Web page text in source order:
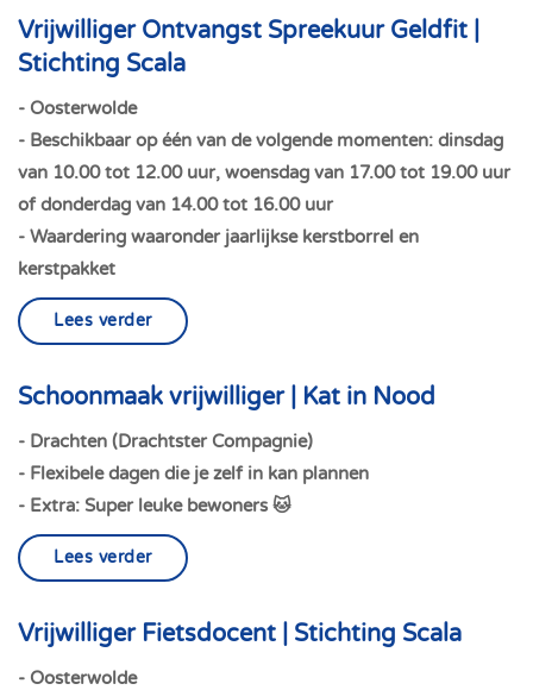
Vrijwilliger Ontvangst Spreekuur Geldfit |
Stichting Scala
- Oosterwolde
- Beschikbaar op één van de volgende momenten: dinsdag
van 10.00 tot 12.00 uur, woensdag van 17.00 tot 19.00 uur
of donderdag van 14.00 tot 16.00 uur
- Waardering waaronder jaarlijkse kerstborrel en
kerstpakket
Lees verder
Schoonmaak vrijwilliger | Kat in Nood
- Drachten (Drachtster Compagnie)
- Flexibele dagen die je zelf in kan plannen
- Extra: Super leuke bewoners 🐱
Lees verder
Vrijwilliger Fietsdocent | Stichting Scala
- Oosterwolde